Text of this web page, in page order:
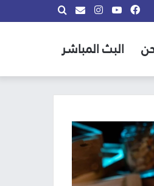
بحث
info@almadina.tvانستقراميوتيوب
فيسبوك
البث المباشر